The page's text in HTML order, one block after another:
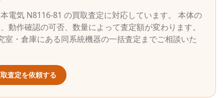
電気 N8116-81 の買取査定に対応しています。 本体の
動作確認の可否、数量によって査定額が変わります。
室・倉庫にある同系統機器の一括査定までご相談いた
査定を依頼する